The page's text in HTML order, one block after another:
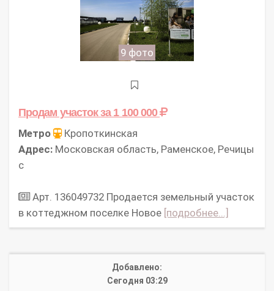
9 фото
Продам участокза 1 100 000
Метро
Кропоткинская
Адрес: Московская область, Раменское, Речицы
с
Арт. 136049732 Продается земельный участок
в коттеджном поселке Новое [подробнее...]
Добавлено:
Сегодня 03:29